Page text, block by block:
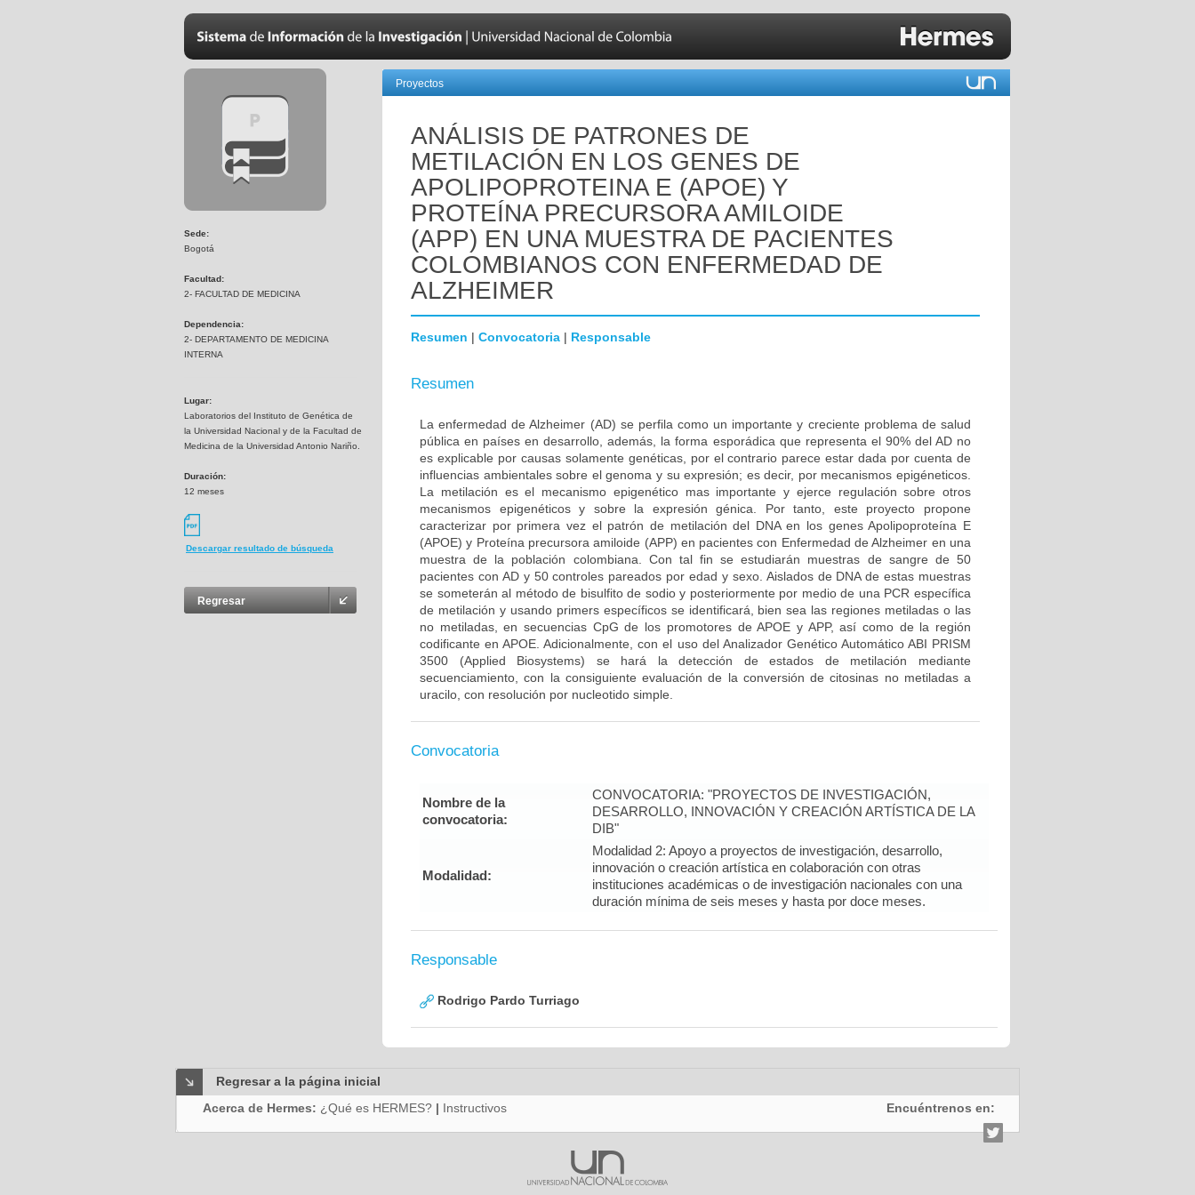
Sede:
Bogotá
Facultad:
2- FACULTAD DE MEDICINA
Dependencia:
2- DEPARTAMENTO DE MEDICINA
INTERNA
Lugar:
Laboratorios del Instituto de Genética de
la Universidad Nacional y de la Facultad de
Medicina de la Universidad Antonio Nariño.
Duración:
12 meses
Descargar resultado de búsqueda
Regresar
Proyectos
ANÁLISIS DE PATRONES DE
METILACIÓN EN LOS GENES DE
APOLIPOPROTEINA E (APOE) Y
PROTEÍNA PRECURSORA AMILOIDE
(APP) EN UNA MUESTRA DE PACIENTES
COLOMBIANOS CON ENFERMEDAD DE
ALZHEIMER
Resumen | Convocatoria | Responsable
Resumen
La enfermedad de Alzheimer (AD) se perfila como un importante y creciente problema de salud
pública en países en desarrollo, además, la forma esporádica que representa el 90% del AD no
es explicable por causas solamente genéticas, por el contrario parece estar dada por cuenta de
influencias ambientales sobre el genoma y su expresión; es decir, por mecanismos epigéneticos.
La metilación es el mecanismo epigenético mas importante y ejerce regulación sobre otros
mecanismos epigenéticos y sobre la expresión génica. Por tanto, este proyecto propone
caracterizar por primera vez el patrón de metilación del DNA en los genes Apolipoproteína E
(APOE) y Proteína precursora amiloide (APP) en pacientes con Enfermedad de Alzheimer en una
muestra de la población colombiana. Con tal fin se estudiarán muestras de sangre de 50
pacientes con AD y 50 controles pareados por edad y sexo. Aislados de DNA de estas muestras
se someterán al método de bisulfito de sodio y posteriormente por medio de una PCR específica
de metilación y usando primers específicos se identificará, bien sea las regiones metiladas o las
no metiladas, en secuencias CpG de los promotores de APOE y APP, así como de la región
codificante en APOE. Adicionalmente, con el uso del Analizador Genético Automático ABI PRISM
3500 (Applied Biosystems) se hará la detección de estados de metilación mediante
secuenciamiento, con la consiguiente evaluación de la conversión de citosinas no metiladas a
uracilo, con resolución por nucleotido simple.
Convocatoria
Nombre de la
convocatoria:
CONVOCATORIA: "PROYECTOS DE INVESTIGACIÓN,
DESARROLLO, INNOVACIÓN Y CREACIÓN ARTÍSTICA DE LA
DIB"
Modalidad:
Modalidad 2: Apoyo a proyectos de investigación, desarrollo,
innovación o creación artística en colaboración con otras
instituciones académicas o de investigación nacionales con una
duración mínima de seis meses y hasta por doce meses.
Responsable
Rodrigo Pardo Turriago
Regresar a la página inicial
Acerca de Hermes: ¿Qué es HERMES? | Instructivos Encuéntrenos en: